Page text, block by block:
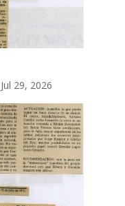
Jul 29, 2026